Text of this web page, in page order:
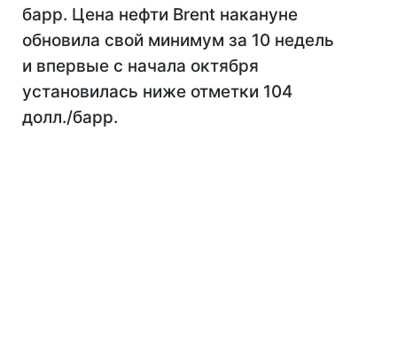
барр. Цена нефти Brent накануне
обновила свой минимум за 10 недель
и впервые с начала октября
установилась ниже отметки 104
долл./барр.